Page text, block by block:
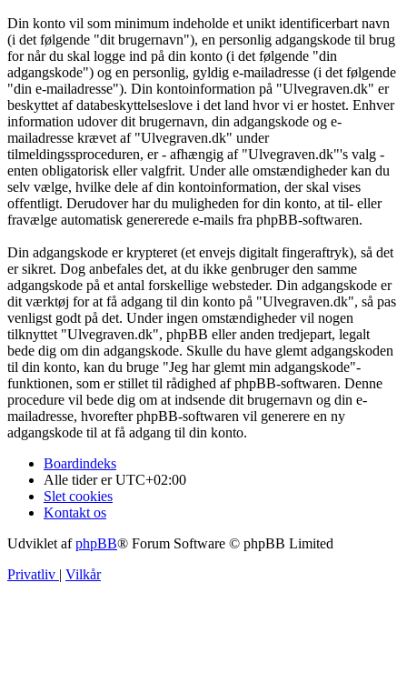
Din konto vil som minimum indeholde et unikt identificerbart navn
(i det følgende "dit brugernavn"), en personlig adgangskode til brug
for når du skal logge ind på din konto (i det følgende "din
adgangskode") og en personlig, gyldig e-mailadresse (i det følgende
"din e-mailadresse"). Din kontoinformation på "Ulvegraven.dk" er
beskyttet af databeskyttelseslove i det land hvor vi er hostet. Enhver
information udover dit brugernavn, din adgangskode og e-
mailadresse krævet af "Ulvegraven.dk" under
tilmeldingssproceduren, er - afhængig af "Ulvegraven.dk"'s valg -
enten obligatorisk eller valgfrit. Under alle omstændigheder kan du
selv vælge, hvilke dele af din kontoinformation, der skal vises
offentligt. Derudover har du muligheden for din konto, at til- eller
fravælge automatisk genererede e-mails fra phpBB-softwaren.
Din adgangskode er krypteret (et envejs digitalt fingeraftryk), så det
er sikret. Dog anbefales det, at du ikke genbruger den samme
adgangskode på et antal forskellige websteder. Din adgangskode er
dit værktøj for at få adgang til din konto på "Ulvegraven.dk", så pas
venligst godt på det. Under ingen omstændigheder vil nogen
tilknyttet "Ulvegraven.dk", phpBB eller anden tredjepart, legalt
bede dig om din adgangskode. Skulle du have glemt adgangskoden
til din konto, kan du bruge "Jeg har glemt min adgangskode"-
funktionen, som er stillet til rådighed af phpBB-softwaren. Denne
procedure vil bede dig om at indsende dit brugernavn og din e-
mailadresse, hvorefter phpBB-softwaren vil generere en ny
adgangskode til at få adgang til din konto.
Boardindeks
Alle tider erUTC+02:00
Slet cookies
Kontakt os
Udviklet afphpBB® Forum Software © phpBB Limited
Privatliv | Vilkår